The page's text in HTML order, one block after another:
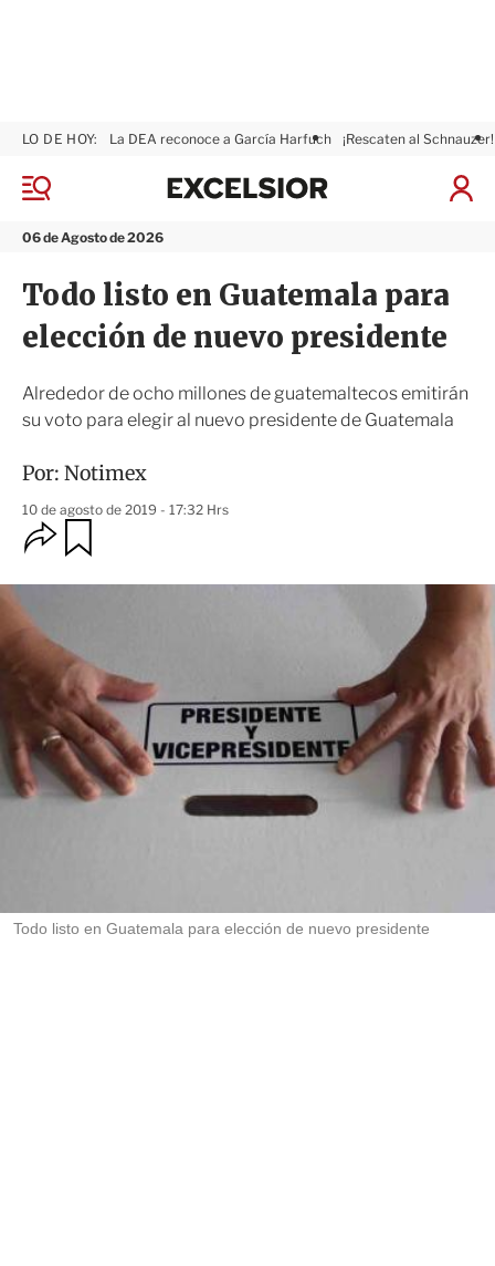
M
n
06 de Agosto de 2026
LO DE HOY: La DEA reconoce a García Harfuch ¡Rescaten al Schnauzer!
I
s
x
i
r
Todo listo en Guatemala para
elección de nuevo presidente
Alrededor de ocho millones de guatemaltecos emitirán
su voto para elegir al nuevo presidente de Guatemala
Por: Notimex
10 de agosto de 2019 - 17:32 Hrs
O
p
i
e
s
d
e
c
o
m
p
r
Todo listo en Guatemala para elección de nuevo presidente